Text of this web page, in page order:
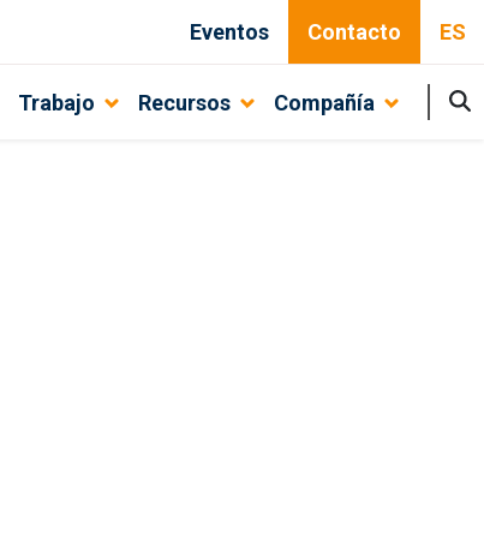
Eventos Contacto ES
Trabajo Recursos Compañía